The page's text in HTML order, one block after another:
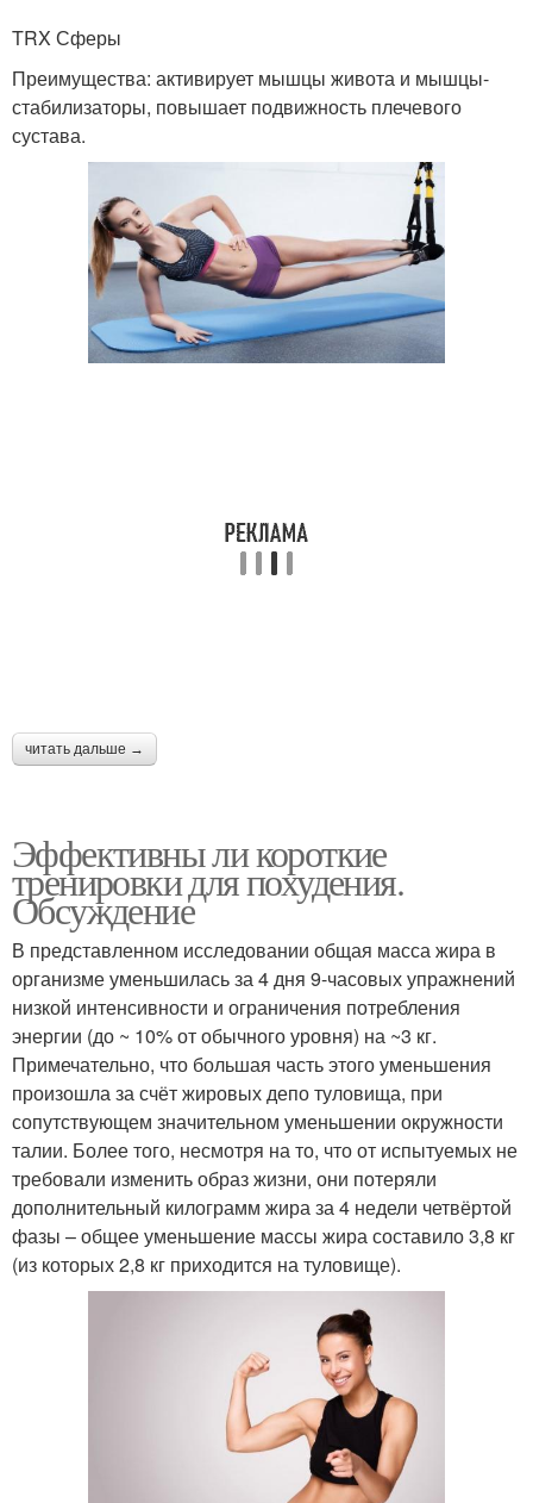
TRX Сферы
Преимущества: активирует мышцы живота и мышцы-
стабилизаторы, повышает подвижность плечевого
сустава.
читать дальше →
Эффективны ли короткие
тренировки для похудения.
Обсуждение
В представленном исследовании общая масса жира в
организме уменьшилась за 4 дня 9-часовых упражнений
низкой интенсивности и ограничения потребления
энергии (до ~ 10% от обычного уровня) на ~3 кг.
Примечательно, что большая часть этого уменьшения
произошла за счёт жировых депо туловища, при
сопутствующем значительном уменьшении окружности
талии. Более того, несмотря на то, что от испытуемых не
требовали изменить образ жизни, они потеряли
дополнительный килограмм жира за 4 недели четвёртой
фазы – общее уменьшение массы жира составило 3,8 кг
(из которых 2,8 кг приходится на туловище).